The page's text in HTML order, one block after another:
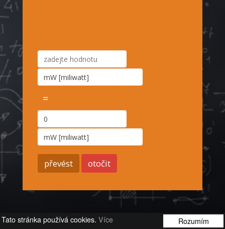
Rozumím
Tato stránka používá cookies. Více
=